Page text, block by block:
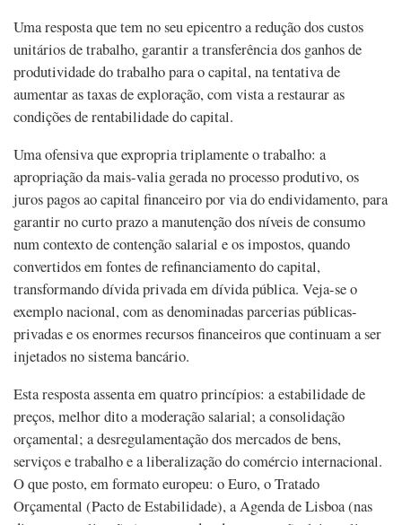
Uma resposta que tem no seu epicentro a redução dos custos
unitários de trabalho, garantir a transferência dos ganhos de
produtividade do trabalho para o capital, na tentativa de
aumentar as taxas de exploração, com vista a restaurar as
condições de rentabilidade do capital.
Uma ofensiva que expropria triplamente o trabalho: a
apropriação da mais-valia gerada no processo produtivo, os
juros pagos ao capital financeiro por via do endividamento, para
garantir no curto prazo a manutenção dos níveis de consumo
num contexto de contenção salarial e os impostos, quando
convertidos em fontes de refinanciamento do capital,
transformando dívida privada em dívida pública. Veja-se o
exemplo nacional, com as denominadas parcerias públicas-
privadas e os enormes recursos financeiros que continuam a ser
injetados no sistema bancário.
Esta resposta assenta em quatro princípios: a estabilidade de
preços, melhor dito a moderação salarial; a consolidação
orçamental; a desregulamentação dos mercados de bens,
serviços e trabalho e a liberalização do comércio internacional.
O que posto, em formato europeu: o Euro, o Tratado
Orçamental (Pacto de Estabilidade), a Agenda de Lisboa (nas